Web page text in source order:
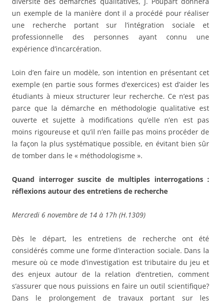
un exemple de la manière dont il a procédé pour réaliser
une recherche portant sur l’intégration sociale et
professionnelle des personnes ayant connu une
expérience d’incarcération.
Loin d’en faire un modèle, son intention en présentant cet
exemple (en partie sous formes d’exercices) est d’aider les
étudiants à mieux structurer leur recherche. Ce n’est pas
parce que la démarche en méthodologie qualitative est
ouverte et sujette à modifications qu’elle n’en est pas
moins rigoureuse et qu’il n’en faille pas moins procéder de
la façon la plus systématique possible, en évitant bien sûr
de tomber dans le « méthodologisme ».
Quand interroger suscite de multiples interrogations :
réflexions autour des entretiens de recherche
Mercredi 6 novembre de 14 à 17h (H.1309)
Dès le départ, les entretiens de recherche ont été
considérés comme une forme d’interaction sociale. Dans la
mesure où ce mode d’investigation est tributaire du jeu et
des enjeux autour de la relation d’entretien, comment
s’assurer que nous puissions en faire un outil scientifique?
Dans le prolongement de travaux portant sur les